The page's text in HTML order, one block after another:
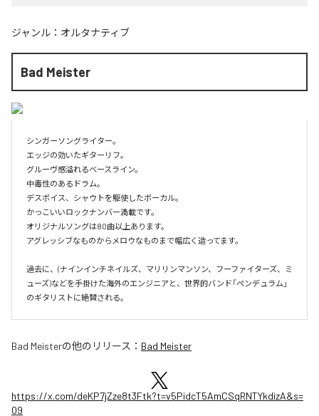
ジャンル： オルタナティブ
Bad Meister
シンガーソングライター。
エッジの効いたギターリフ。
グルーヴ感溢れるベースライン。
中毒性のあるドラム。
デスボイス、シャウトを駆使したボーカル。
かっこいいロックナンバー満載です。
オリジナルソングは80曲以上あります。
アグレッシブなものからメロウなものまで幅広く造ってます。
過去に、(ナインインチネイルズ、マリリンマンソン、フーファイターズ、ミ
ューズ)などを手掛けた海外のエンジニアと、世界的バンド「ペンデュラム」
のギタリストに絶賛される。
Bad Meisterの他のリリース： Bad Meister
https://x.com/deKP7jZze8t3Ftk?t=v5PidcT5AmCSqRNTYkdizA&s=
09